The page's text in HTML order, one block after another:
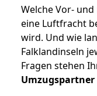
Welche Vor-
eine Luftfracht
wird. Und wie
Falklandinseln
Fragen stehen